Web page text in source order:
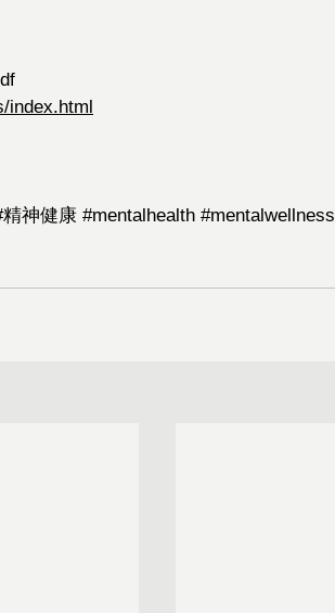
精神健康 #mentalhealth #mentalwellness